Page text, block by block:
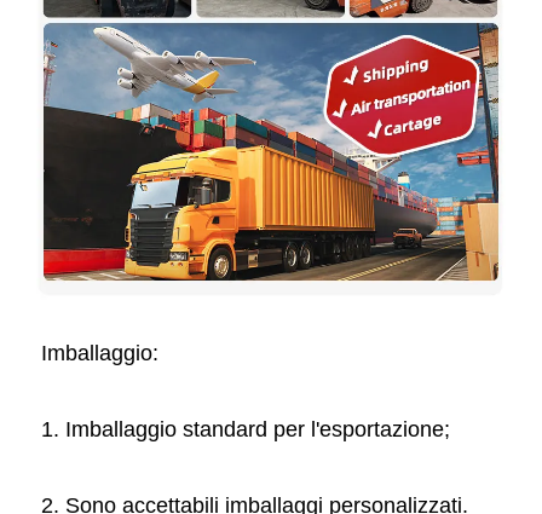
Imballaggio:
1. Imballaggio standard per l'esportazione;
2. Sono accettabili imballaggi personalizzati.